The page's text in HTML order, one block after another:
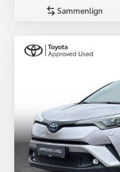
Sammenlign